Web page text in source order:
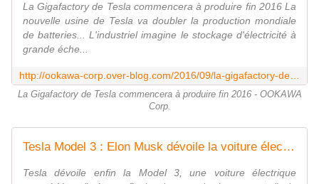
La Gigafactory de Tesla commencera à produire fin 2016 La
nouvelle usine de Tesla va doubler la production mondiale
de batteries... L'industriel imagine le stockage d'électricité à
grande éche...
La Gigafactory de Tesla commencera à produire fin 2016 - OOKAWA
Corp.
Tesla Model 3 : Elon Musk dévoile la voiture électrique "grand public" - OOKAWA Corp.
Tesla dévoile enfin la Model 3, une voiture électrique